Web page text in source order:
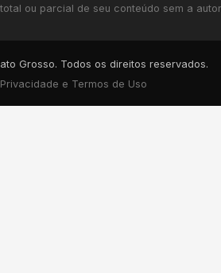
ou parcial de seu conteúdo sem a
Grosso. Todos os direitos reservados.
e Termos de Uso